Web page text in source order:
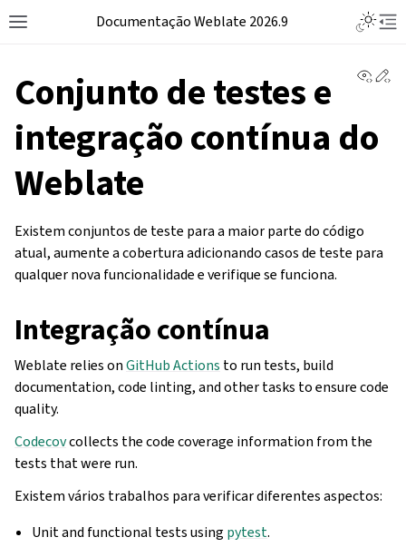
Documentação Weblate 2026.9
Conjunto de testes e
integração contínua do
Weblate
Existem conjuntos de teste para a maior parte do código
atual, aumente a cobertura adicionando casos de teste para
qualquer nova funcionalidade e verifique se funciona.
Integração contínua
Weblate relies onGitHub Actions to run tests, build
documentation, code linting, and other tasks to ensure code
quality.
Codecovcollects the code coverage information from the
tests that were run.
Existem vários trabalhos para verificar diferentes aspectos:
Unit and functional tests using pytest.